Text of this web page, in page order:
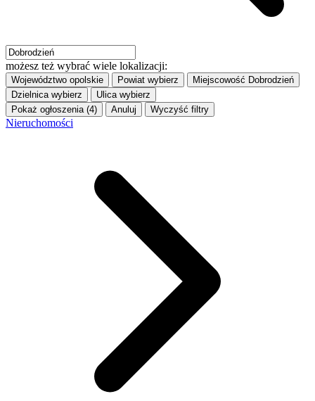
możesz też wybrać wiele lokalizacji:
Województwo opolskie Powiat wybierz Miejscowość Dobrodzień
Dzielnica wybierz Ulica wybierz
Pokaż ogłoszenia (4)
Anuluj Wyczyść filtry
Nieruchomości